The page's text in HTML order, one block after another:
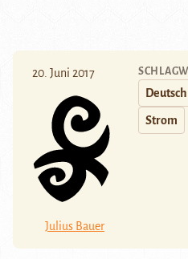
20. Juni 2017
Julius Bauer
Strom